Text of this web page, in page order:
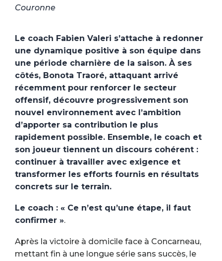
Couronne
Le coach Fabien Valeri s’attache à redonner
une dynamique positive à son équipe dans
une période charnière de la saison. À ses
côtés, Bonota Traoré, attaquant arrivé
récemment pour renforcer le secteur
offensif, découvre progressivement son
nouvel environnement avec l’ambition
d’apporter sa contribution le plus
rapidement possible. Ensemble, le coach et
son joueur tiennent un discours cohérent :
continuer à travailler avec exigence et
transformer les efforts fournis en résultats
concrets sur le terrain.
Le coach : « Ce n’est qu’une étape, il faut
confirmer ».
Après la victoire à domicile face à Concarneau,
mettant fin à une longue série sans succès, le